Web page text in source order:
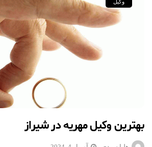
وکیل
بهترین وکیل مهریه در شیراز